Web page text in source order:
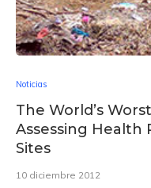
Noticias
The World’s
Assessing Health
Sites
10 diciembre 2012